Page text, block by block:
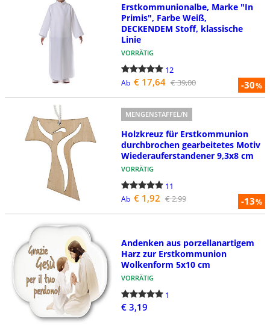
-30%
Erstkommunionalbe, Marke "In
Primis", Farbe Weiß,
DECKENDEM Stoff, klassische
Linie
VORRÄTIG
12
Ab € 17,64 € 39,00
-13%
MENGENSTAFFEL/N
Holzkreuz für Erstkommunion
durchbrochen gearbeitetes Motiv
Wiederauferstandener 9,3x8 cm
VORRÄTIG
11
Ab € 1,92 € 2,99
Andenken aus porzellanartigem
Harz zur Erstkommunion
Wolkenform 5x10 cm
VORRÄTIG
1
€ 3,19